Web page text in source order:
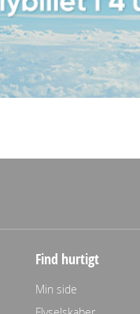
Find hurtigt
Min side